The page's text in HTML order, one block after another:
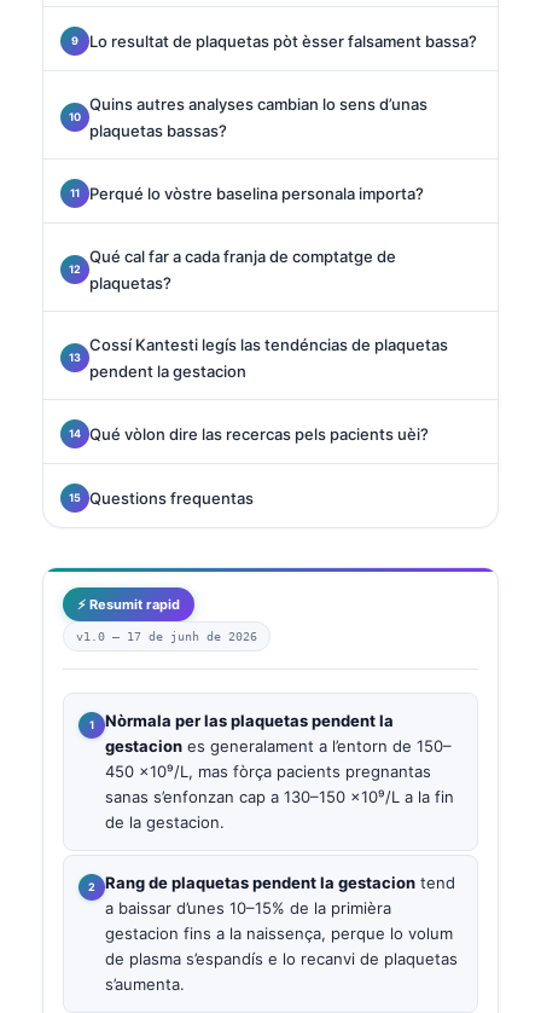
Lo resultat de plaquetas pòt èsser falsament bassa?
Quins autres analyses cambian lo sens d’unas
plaquetas bassas?
Perqué lo vòstre baselina personala importa?
Qué cal far a cada franja de comptatge de
plaquetas?
Cossí Kantesti legís las tendéncias de plaquetas
pendent la gestacion
Qué vòlon dire las recercas pels pacients uèi?
Questions frequentas
⚡ Resumit rapid
v1.0 — 17 de junh de 2026
Nòrmala per las plaquetas pendent la
gestacion es generalament a l’entorn de 150–
450 ×10⁹/L, mas fòrça pacients pregnantas
sanas s’enfonzan cap a 130–150 ×10⁹/L a la fin
de la gestacion.
Rang de plaquetas pendent la gestacion tend
a baissar d’unes 10–15% de la primièra
gestacion fins a la naissença, perque lo volum
de plasma s’espandís e lo recanvi de plaquetas
s’aumenta.